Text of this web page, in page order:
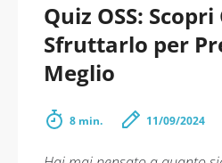
Quiz OSS:
Sfruttarlo per
Meglio
8 min. 11/09/2024